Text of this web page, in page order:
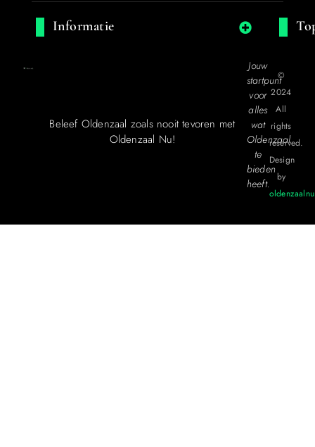
Informatie
Beleef Oldenzaal zoals nooit tevoren met
Oldenzaal Nu!
Jouw
startpunt
voor
alles
wat
Oldenzaal
te
bieden
heeft.
©
2024
All
rights
reserved.
Design
by